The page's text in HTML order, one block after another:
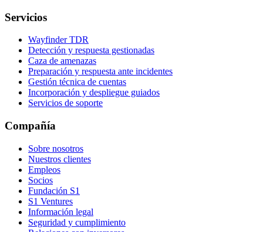
Servicios
Wayfinder TDR
Detección y respuesta gestionadas
Caza de amenazas
Preparación y respuesta ante incidentes
Gestión técnica de cuentas
Incorporación y despliegue guiados
Servicios de soporte
Compañía
Sobre nosotros
Nuestros clientes
Empleos
Socios
Fundación S1
S1 Ventures
Información legal
Seguridad y cumplimiento